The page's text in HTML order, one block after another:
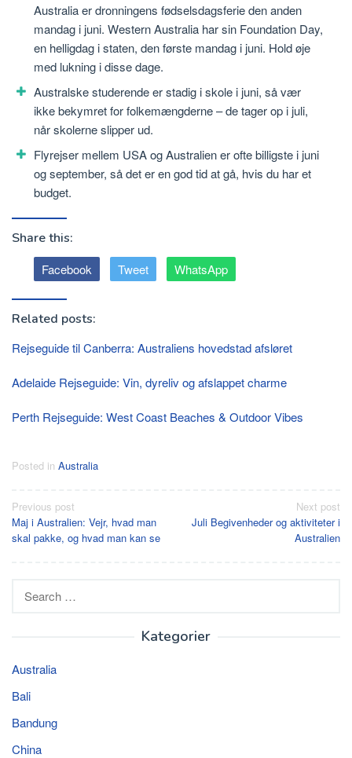
Australia er dronningens fødselsdagsferie den anden
mandag i juni. Western Australia har sin Foundation Day,
en helligdag i staten, den første mandag i juni. Hold øje
med lukning i disse dage.
Australske studerende er stadig i skole i juni, så vær
ikke bekymret for folkemængderne – de tager op i juli,
når skolerne slipper ud.
Flyrejser mellem USA og Australien er ofte billigste i juni
og september, så det er en god tid at gå, hvis du har et
budget.
Share this:
Facebook Tweet WhatsApp
Related posts:
Rejseguide til Canberra: Australiens hovedstad afsløret
Adelaide Rejseguide: Vin, dyreliv og afslappet charme
Perth Rejseguide: West Coast Beaches & Outdoor Vibes
Posted in Australia
Post
navigation
Previous post
Maj i Australien: Vejr, hvad man
skal pakke, og hvad man kan se
Next post
Juli Begivenheder og aktiviteter i
Australien
for:
Kategorier
Australia
Bali
Bandung
China